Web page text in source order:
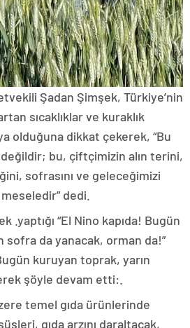
Şadan Şimşek, Türkiye’nin
sıcaklıklar ve kuraklık
olduğuna dikkat çekerek, “Bu
değildir; bu, çiftçimizin alın terini,
sofrasını ve geleceğimizi
dedi.
.yaptığı “El Nino kapıda! Bugün
sofra da yanacak, orman da!”
kuruyan toprak, yarın
şöyle devam etti:.
temel gıda ürünlerinde
gıda arzını daraltacak,